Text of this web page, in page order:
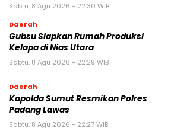
Sabtu, 8 Agu 2026 - 22:30 WIB
Daerah
Gubsu Siapkan Rumah Produksi
Kelapa di Nias Utara
Sabtu, 8 Agu 2026 - 22:29 WIB
Daerah
Kapolda Sumut Resmikan Polres
Padang Lawas
Sabtu, 8 Agu 2026 - 22:27 WIB